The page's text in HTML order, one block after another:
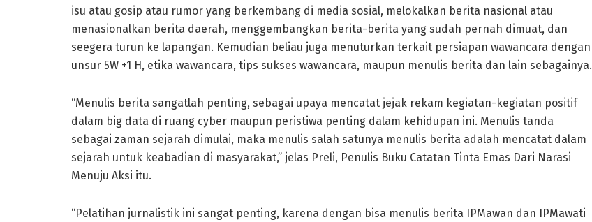
isu atau gosip atau rumor yang berkembang di media sosial, melokalkan berita nasional atau
menasionalkan berita daerah, menggembangkan berita-berita yang sudah pernah dimuat, dan
seegera turun ke lapangan. Kemudian beliau juga menuturkan terkait persiapan wawancara dengan
unsur 5W +1 H, etika wawancara, tips sukses wawancara, maupun menulis berita dan lain sebagainya.
“Menulis berita sangatlah penting, sebagai upaya mencatat jejak rekam kegiatan-kegiatan positif
dalam big data di ruang cyber maupun peristiwa penting dalam kehidupan ini. Menulis tanda
sebagai zaman sejarah dimulai, maka menulis salah satunya menulis berita adalah mencatat dalam
sejarah untuk keabadian di masyarakat,” jelas Preli, Penulis Buku Catatan Tinta Emas Dari Narasi
Menuju Aksi itu.
“Pelatihan jurnalistik ini sangat penting, karena dengan bisa menulis berita IPMawan dan IPMawati